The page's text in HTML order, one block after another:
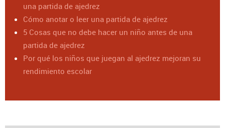
una partida de ajedrez
Cómo anotar o leer una partida de ajedrez
5 Cosas que no debe hacer un niño antes de una
partida de ajedrez
Por qué los niños que juegan al ajedrez mejoran su
rendimiento escolar